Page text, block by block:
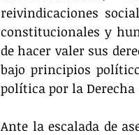
reivindicaciones
constitucionales y
de hacer valer sus
bajo principios
política por la
Ante la escalada de